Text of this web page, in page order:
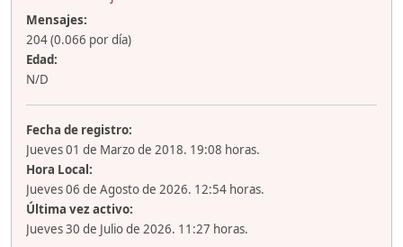
Mensajes:
204 (0.066 por día)
Edad:
N/D
Fecha de registro:
Jueves 01 de Marzo de 2018. 19:08 horas.
Hora Local:
Jueves 06 de Agosto de 2026. 12:54 horas.
Última vez activo:
Jueves 30 de Julio de 2026. 11:27 horas.